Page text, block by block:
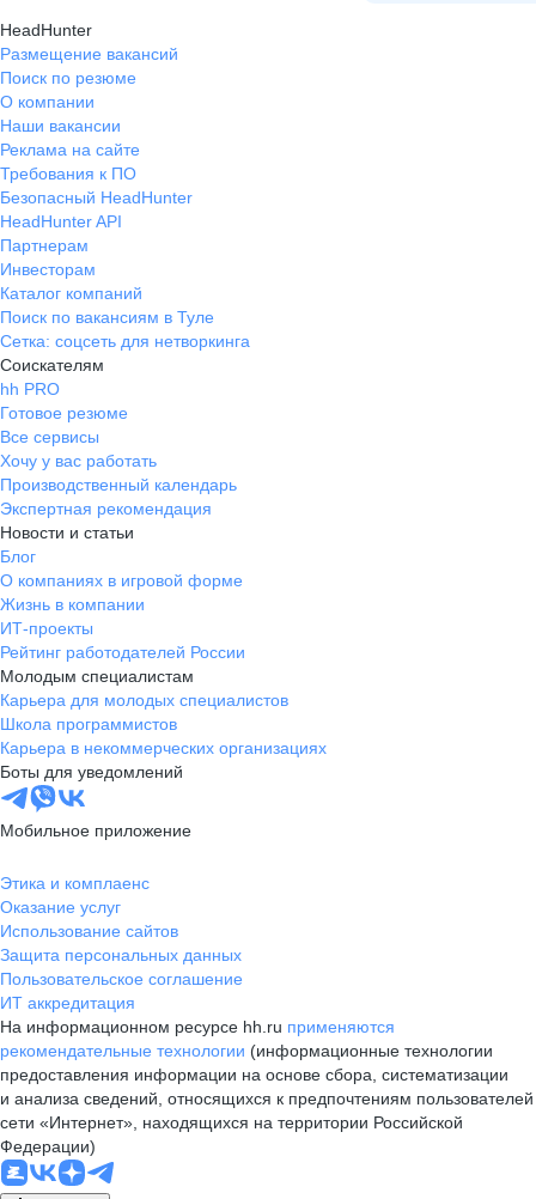
времени, к которому нужно было
приезжать (с 9-10 утра начинался
рабочий день). Когда болеет
сотрудник, если позволяет его
работа, можно поработать на
удаленке. Непосредственный
руководитель никогда не давал в
обиду (за это ему огромное
спасибо). Есть собственная кухня.
Нет четкого времени обеда
(можешь обедать как тебе удобно),
можно перекусить, также можно
пить чай за рабочим столом.
Можно было слушать музыку за
рабочим местом (иногда могли
даже подпевать). Работы было
всегда очень много, не успеешь
заскучать) Хороший коллектив,
всегда шли на встречу и помогали
друг другу) Прозрачная и понятная
система оплаты труда - в
специальной программе ты
можешь ознакомиться с тем за что
и сколько тебе начислили. Все
приходило на карту (без
конвертов).
HeadHunter
Размещение вакансий
Поиск по резюме
О компании
Наши вакансии
Реклама на сайте
Требования к ПО
Безопасный HeadHunter
HeadHunter API
Партнерам
Инвесторам
Каталог компаний
Поиск по вакансиям в Туле
Сетка: соцсеть для нетворкинга
Соискателям
hh PRO
Готовое резюме
Все сервисы
Хочу у вас работать
Производственный календарь
Экспертная рекомендация
Новости и статьи
Блог
О компаниях в игровой форме
Жизнь в компании
ИТ-проекты
Рейтинг работодателей России
Молодым специалистам
Карьера для молодых специалистов
Школа программистов
Карьера в некоммерческих организациях
Боты для уведомлений
Мобильное приложение
Этика и комплаенс
Оказание услуг
Использование сайтов
Защита персональных данных
Пользовательское соглашение
ИТ аккредитация
На информационном ресурсе hh.ru применяются
рекомендательные технологии (информационные технологии
предоставления информации на основе сбора, систематизации
и анализа сведений, относящихся к предпочтениям пользователей
сети «Интернет», находящихся на территории Российской
Федерации)